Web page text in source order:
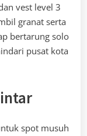
vest level 3
granat serta
bertarung solo
pusat kota
spot musuh